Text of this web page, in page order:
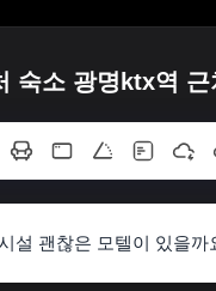
숙소 광명ktx역
설 괜찮은 모텔이 있을까